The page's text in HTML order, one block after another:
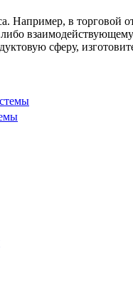
в торговой
сферу,